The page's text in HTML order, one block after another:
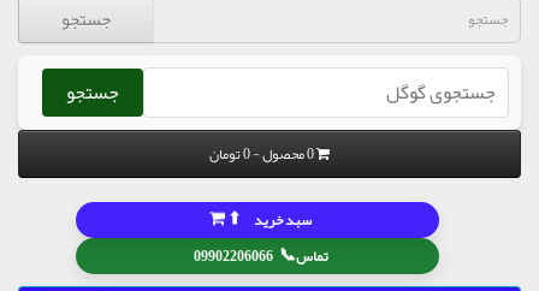
جستجو
جستجو
0 محصول - 0 تومان
تماس📞
09902206066
سبد خرید ⬆